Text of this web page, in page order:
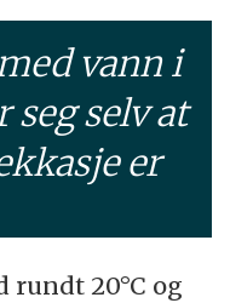
vann i
seg selv at
er
rundt 20°C og